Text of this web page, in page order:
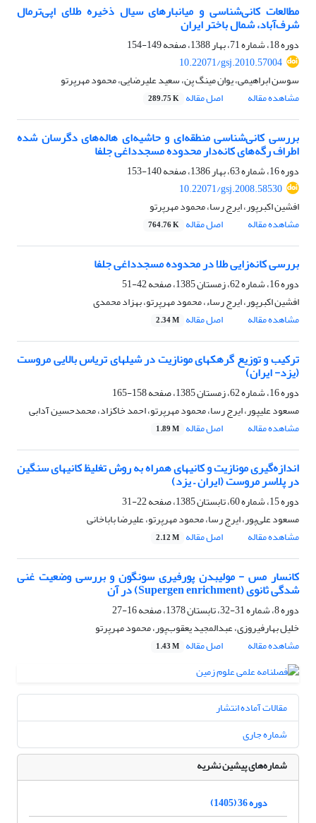
مطالعات کانی‌شناسی و میانبار‌‌های سیال ذخیره طلای اپی‌ترمال
شرف‌آباد، شمال باختر ایران
دوره 18، شماره 71، بهار 1388، صفحه
149-154
10.22071/gsj.2010.57004
سوسن ابراهیمی، یوان مینگ پن، سعید علیرضایی، محمود مهرپرتو
مشاهده مقاله
اصل مقاله 289.75 K
بررسی کانی‌شناسی منطقه‌ای و حاشیه‌ای هاله‌های دگرسان شده
اطراف رگه‌های کانه‌دار محدوده مسجدداغی جلفا
دوره 16، شماره 63، بهار 1386، صفحه
140-153
10.22071/gsj.2008.58530
افشین اکبرپور، ایرج رسا، محمود مهرپرتو
مشاهده مقاله
اصل مقاله 764.76 K
بررسی کانه‌زایی طلا در محدوده مسجدداغی جلفا
دوره 16، شماره 62، زمستان 1385، صفحه
42-51
افشین اکبرپور، ایرج رساء، محمود مهرپرتو، بهزاد محمدی
مشاهده مقاله
اصل مقاله 2.34 M
ترکیب و توزیع گرهکهای مونازیت در شیلهای تریاس بالایی مروست
(یزد- ایران)
دوره 16، شماره 62، زمستان 1385، صفحه
158-165
مسعود علیپور، ایرج رسا، محمود مهرپرتو، احمد خاکزاد، محمدحسین آدابی
مشاهده مقاله
اصل مقاله 1.89 M
اندازه‌گیری مونازیت و کانیهای همراه به روش تغلیظ کانیهای سنگین
در پلاسر مروست (ایران – یزد)
دوره 15، شماره 60، تابستان 1385، صفحه
22-31
مسعود علی‌پور، ایرج رسا، محمود مهرپرتو، علیرضا باباخانی
مشاهده مقاله
اصل مقاله 2.12 M
کانسار مس - مولیبدن پورفیری سونگون و بررسی وضعیت غنی
شدگی ثانوی (Supergen enrichment) در آن
دوره 8، شماره 31-32، تابستان 1378، صفحه
16-27
خلیل بهارفیروزی، عبدالمجید یعقوب‌پور، محمود مهرپرتو
مشاهده مقاله
اصل مقاله 1.43 M
مقالات آماده انتشار
شماره جاری
شماره‌های پیشین نشریه
دوره 36 (1405)